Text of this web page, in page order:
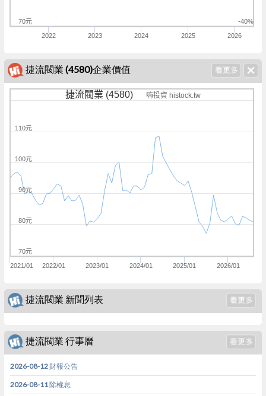
2022 2023 2024 2025 2026
-40%
70元
捷流閥業 (4580)企業價值
捷流閥業 (4580) 嗨投資 histock.tw
2021/01 2022/01 2023/01 2024/01 2025/01 2026/01
70元
80元
90元
100元
110元
捷流閥業 新聞列表
捷流閥業 行事曆
2026-08-12 財報公告
2026-08-11 除權息